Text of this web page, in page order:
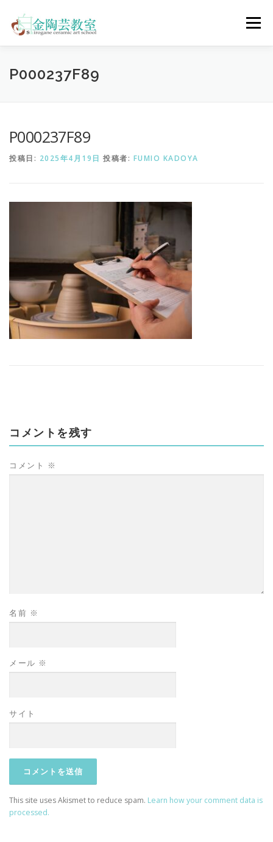
メニュー
陶芸体験コース
ENGLISH
P000237F89
P000237F89
投稿日: 2025年4月19日 投稿者: FUMIO KADOYA
コメントを残す
コメント ※
名前 ※
メール ※
サイト
This site uses Akismet to reduce spam. Learn how your comment data is
processed.